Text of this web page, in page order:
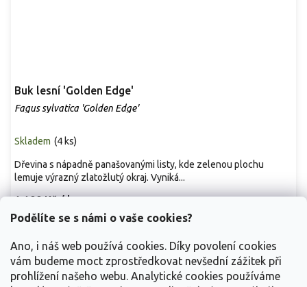
Podělíte se s námi o vaše cookies?
Ano, i náš web používá cookies. Díky povolení cookies
vám budeme moct zprostředkovat nevšední zážitek při
prohlížení našeho webu. Analytické cookies používáme
Buk lesní 'Golden Edge'
Fagus sylvatica 'Golden Edge'
Skladem (4 ks)
1 199 Kč/ ks
Dřevina s nápadně panašovanými listy, kde zelenou plochu
lemuje výrazný zlatožlutý okraj. Vyniká...